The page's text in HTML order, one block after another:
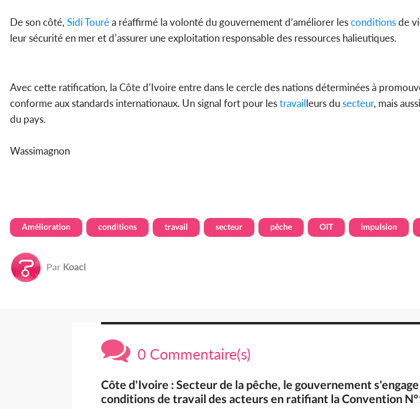
De son côté, SidiTouréa réaffirmé la volonté du gouvernement d’améliorer lesconditionsde
leur sécurité en mer et d’assurer une exploitation responsable des ressources halieutiques.
Avec cette ratification, la Côte d’Ivoire entre dans le cercle des nations déterminées à
conforme aux standards internationaux. Un signal fort pour lestravailleurs dusecteur, mais
du pays.
Wassimagnon
Amélioration conditions travail secteur pêche OIT impulsion
Par Koaci
0 Commentaire(s)
Côte d'Ivoire : Secteur de la pêche, le gouvernement
conditions de travail des acteurs en ratifiant la Convention